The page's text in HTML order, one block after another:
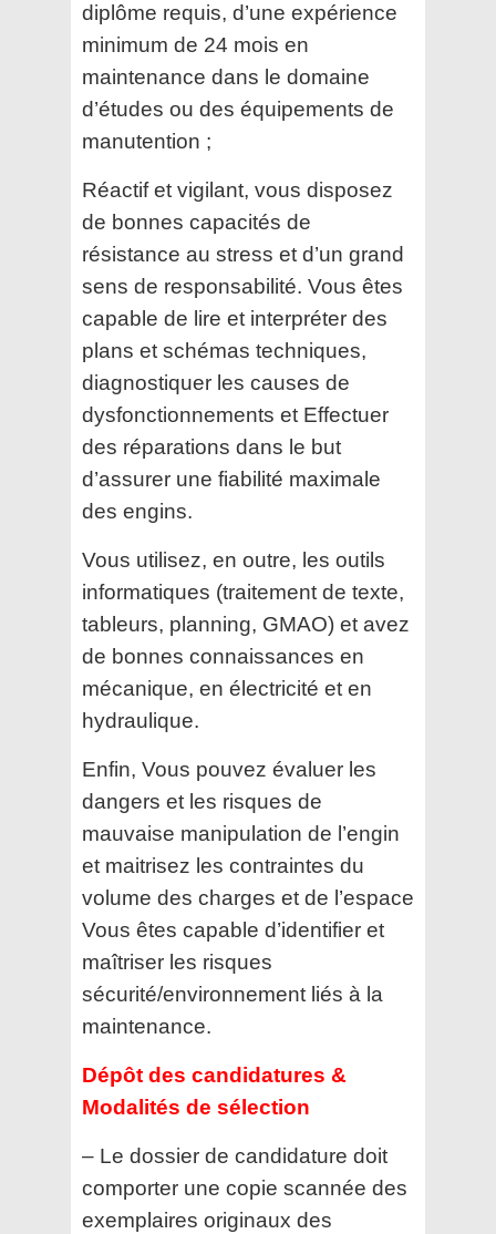
diplôme requis, d’une expérience
minimum de 24 mois en
maintenance dans le domaine
d’études ou des équipements de
manutention ;
Réactif et vigilant, vous disposez
de bonnes capacités de
résistance au stress et d’un grand
sens de responsabilité. Vous êtes
capable de lire et interpréter des
plans et schémas techniques,
diagnostiquer les causes de
dysfonctionnements et Effectuer
des réparations dans le but
d’assurer une fiabilité maximale
des engins.
Vous utilisez, en outre, les outils
informatiques (traitement de texte,
tableurs, planning, GMAO) et avez
de bonnes connaissances en
mécanique, en électricité et en
hydraulique.
Enfin, Vous pouvez évaluer les
dangers et les risques de
mauvaise manipulation de l’engin
et maitrisez les contraintes du
volume des charges et de l’espace
Vous êtes capable d’identifier et
maîtriser les risques
sécurité/environnement liés à la
maintenance.
Dépôt des candidatures &
Modalités de sélection
– Le dossier de candidature doit
comporter une copie scannée des
exemplaires originaux des